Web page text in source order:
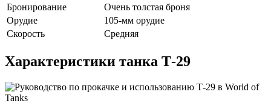
Бронирование
Очень толстая броня
Орудие
105-мм орудие
Скорость
Средняя
Характеристики танка Т-29